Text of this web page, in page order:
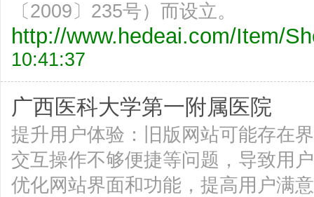
〔2009〕235号）而设立。
http://www.hedeai.com/Item/
10:41:37
广西医科大学第一附属医院
提升用户体验：旧版网站可能存在
交互操作不够便捷等问题，导致用
优化网站界面和功能，提高用户满